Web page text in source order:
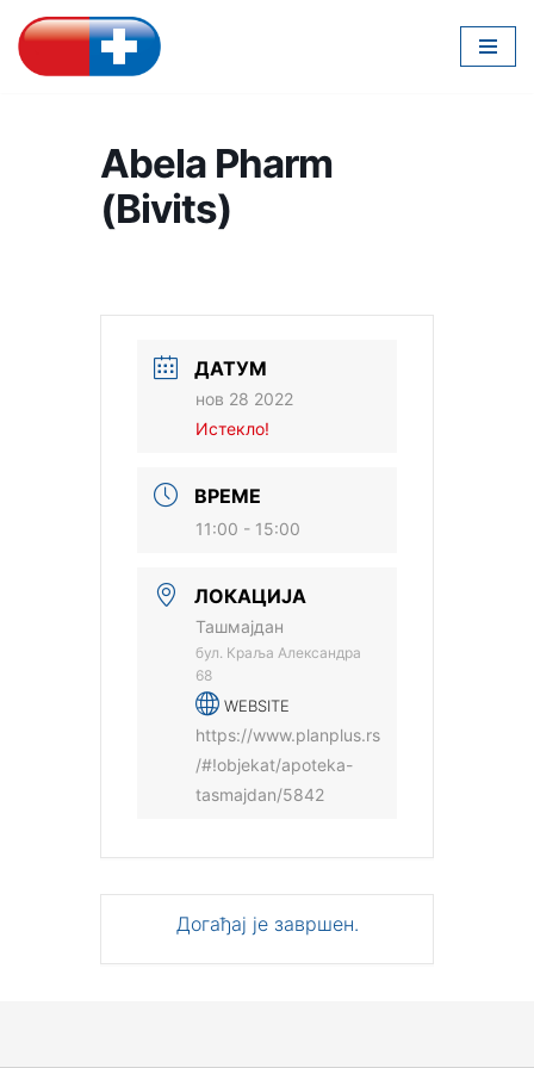
Скочи
Abela Pharm
(Bivits)
ДАТУМ
нов 28 2022
Истекло!
ВРЕМЕ
11:00 - 15:00
ЛОКАЦИЈА
Ташмајдан
бул. Краља Александра
68
WEBSITE
https://www.planplus.rs
/#!objekat/apoteka-
tasmajdan/5842
Догађај је завршен.